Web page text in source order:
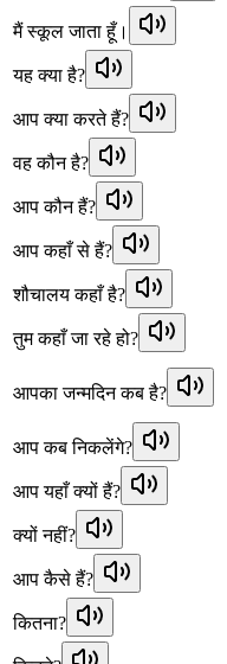
मैं स्कूल जाता हूँ।
यह क्या है?
आप क्या करते हैं?
वह कौन है?
आप कौन हैं?
आप कहाँ से हैं?
शौचालय कहाँ है?
तुम कहाँ जा रहे हो?
आपका जन्मदिन कब है?
आप कब निकलेंगे?
आप यहाँ क्यों हैं?
क्यों नहीं?
आप कैसे हैं?
कितना?